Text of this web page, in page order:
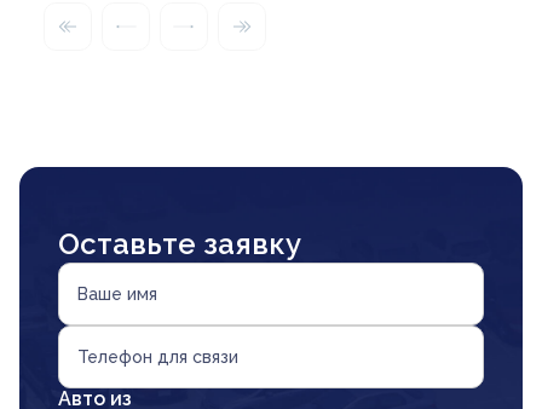
Оставьте заявку
Ваше имя
Телефон для связи
Авто из